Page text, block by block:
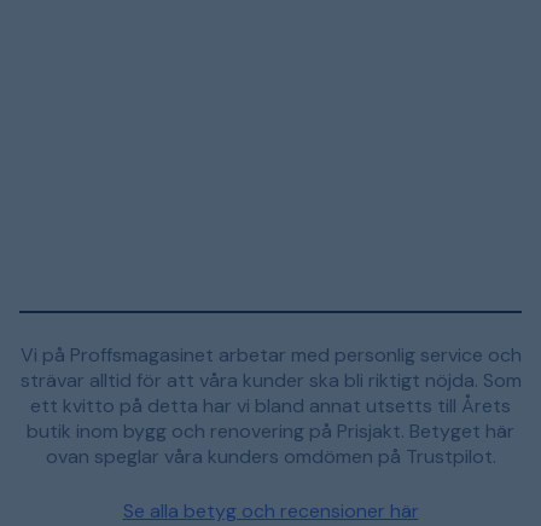
Vi på Proffsmagasinet arbetar med personlig service och
strävar alltid för att våra kunder ska bli riktigt nöjda. Som
ett kvitto på detta har vi bland annat utsetts till Årets
butik inom bygg och renovering på Prisjakt. Betyget här
ovan speglar våra kunders omdömen på Trustpilot.
Se alla betyg och recensioner här